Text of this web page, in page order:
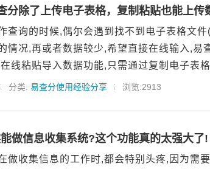
分除了上传电子表格，复制粘贴也能上传
查询的时候,偶尔会遇到找不到电子表格文
情况,再或者数据较少,希望直接在线输入,易
线粘贴导入数据功能,只需通过复制电子表
分类: 易查分使用经验分享 浏览:2913
做信息收集系统?这个功能真的太强大了!
做收集信息的工作时,都会特别头疼,因为需